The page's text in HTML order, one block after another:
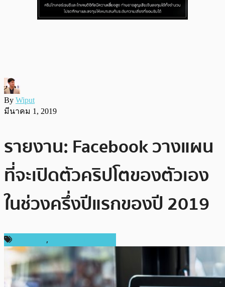
By Wiput
มีนาคม 1, 2019
รายงาน: Facebook วางแผน
ที่จะเปิดตัวคริปโตของตัวเอง
ในช่วงครึ่งปีแรกของปี 2019
,